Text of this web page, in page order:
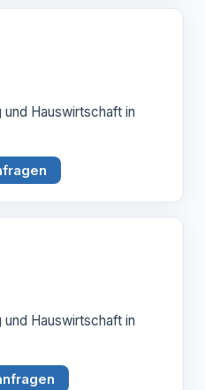
Hauswirtschaft in
Hauswirtschaft in